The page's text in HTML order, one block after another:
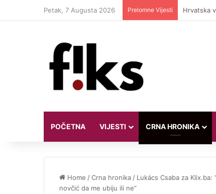
Petak, 7 Augusta 2026 Prelomne Vijesti Hrvatska
POČETNA VIJESTI CRNA HRONIKA
Home /Crna hronika / Lukács Csaba za
novčić da me ubiju ili ne”